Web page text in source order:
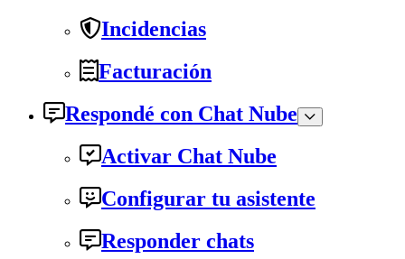
Incidencias
Facturación
Respondé con Chat Nube
Activar Chat Nube
Configurar tu asistente
Responder chats